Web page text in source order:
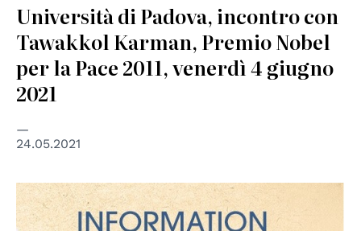
Università di Padova, incontro con
Tawakkol Karman, Premio Nobel
per la Pace 2011, venerdì 4 giugno
2021
24.05.2021